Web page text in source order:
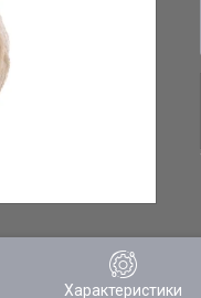
Характеристики